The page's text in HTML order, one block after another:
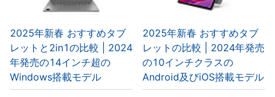
2025年新春 おすすめタブ
レットと2in1の比較 | 2024
年発売の14インチ超の
Windows搭載モデル
2025年新春 おすすめタブ
レットの比較 | 2024年発売
の10インチクラスの
Android及びiOS搭載モデル